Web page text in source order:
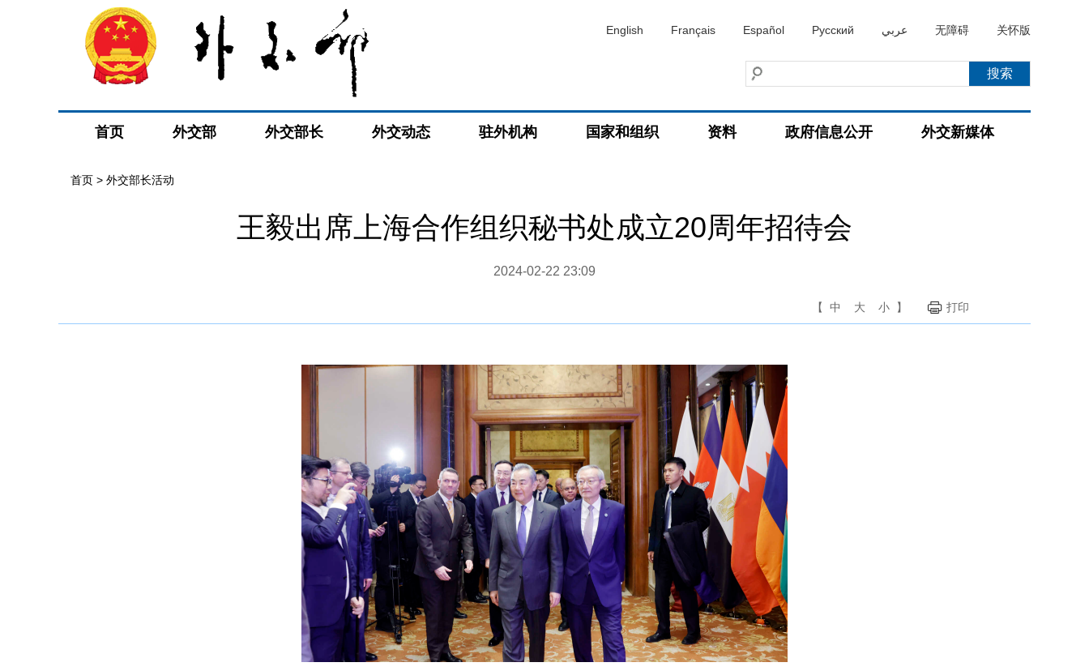
English Français Español Русский عربي 无障碍 关怀版
首页 外交部 外交部长 外交动态 驻外机构 国家和组织 资料 政府信息公开 外交新媒体
首页 > 外交部长活动
王毅出席上海合作组织秘书处成立20周年招待会
2024-02-22 23:09
【 中 大 小 】 打印